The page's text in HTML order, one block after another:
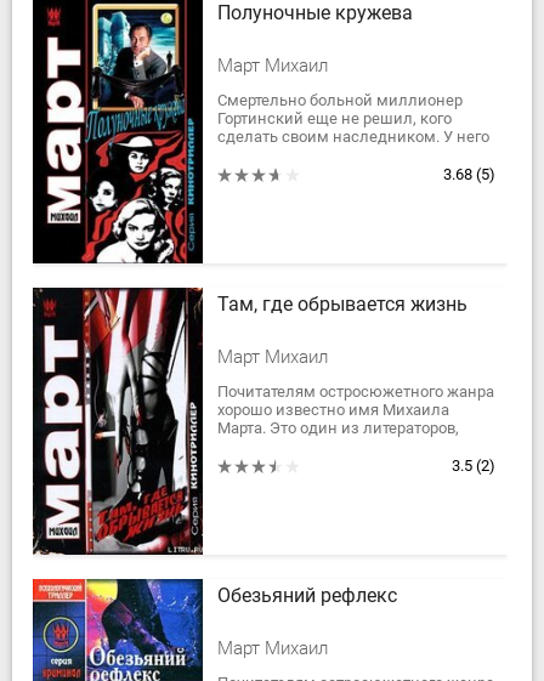
Полуночные кружева
Март Михаил
Смертельно больной миллионер
Гортинский еще не решил, кого
сделать своим наследником. У него
близкими ему людьми оказываются
3.68 (5)
Там, где обрывается жизнь
Март Михаил
Почитателям остросюжетного жанра
хорошо известно имя Михаила
Марта. Это один из литераторов,
точен, разнообразен, динамичен и
3.5 (2)
Обезьяний рефлекс
Март Михаил